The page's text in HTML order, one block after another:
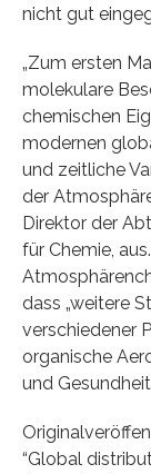
nicht gut
„Zum ersten
molekulare
chemischen
modernen
und zeitliche
der
Direktor der
für Chemie,
dass „weitere
verschiedener
organische
und
“Global